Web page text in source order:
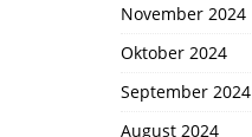
November 2024
Oktober 2024
September 2024
August 2024